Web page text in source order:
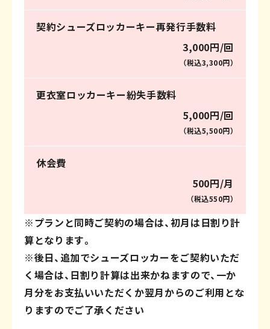
契約シューズロッカーキー再発行手数料
3,000円/回
（税込3,300円）
更衣室ロッカーキー紛失手数料
5,000円/回
（税込5,500円）
休会費
500円/月
（税込550円）
※プランと同時ご契約の場合は、初月は日割り計
算となります。
※後日、追加でシューズロッカーをご契約いただ
く場合は、日割り計算は出来かねますので、一か
月分をお支払いいただくか翌月からのご利用とな
りますのでご了承ください